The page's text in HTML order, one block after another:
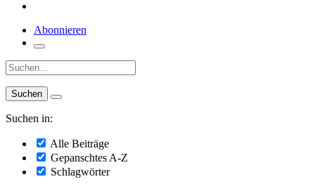
Abonnieren
Suche:
Suchen in:
Alle Beiträge
Gepanschtes A-Z
Schlagwörter